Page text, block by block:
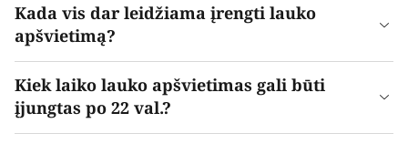
Kada vis dar leidžiama įrengti lauko
apšvietimą?
Kiek laiko lauko apšvietimas gali būti
įjungtas po 22 val.?